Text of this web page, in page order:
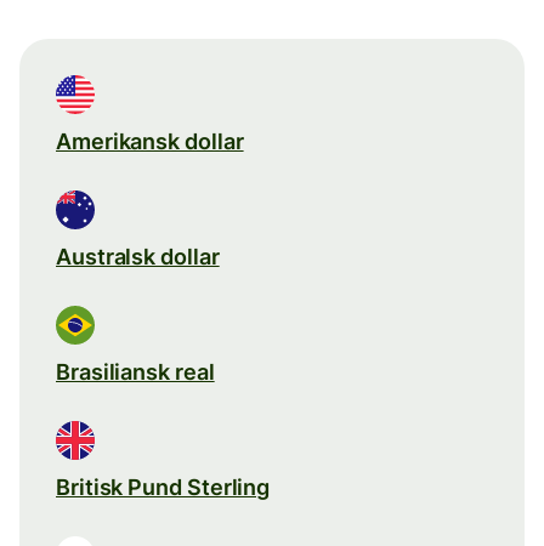
Amerikansk dollar
Australsk dollar
Brasiliansk real
Britisk Pund Sterling